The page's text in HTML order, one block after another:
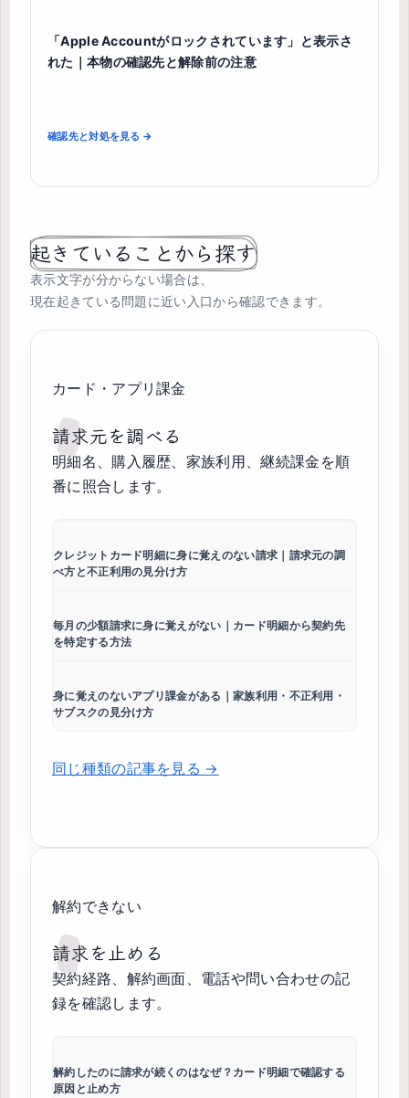
「Apple Accountがロックされています」と表示さ
れた｜本物の確認先と解除前の注意
確認先と対処を見る →
起きていることから探す
表示文字が分からない場合は、
現在起きている問題に近い入口から確認できます。
カード・アプリ課金
請求元を調べる
明細名、購入履歴、家族利用、継続課金を順
番に照合します。
クレジットカード明細に身に覚えのない請求｜請求元の調
べ方と不正利用の見分け方
毎月の少額請求に身に覚えがない｜カード明細から契約先
を特定する方法
身に覚えのないアプリ課金がある｜家族利用・不正利用・
サブスクの見分け方
同じ種類の記事を見る →
解約できない
請求を止める
契約経路、解約画面、電話や問い合わせの記
録を確認します。
解約したのに請求が続くのはなぜ？カード明細で確認する
原因と止め方